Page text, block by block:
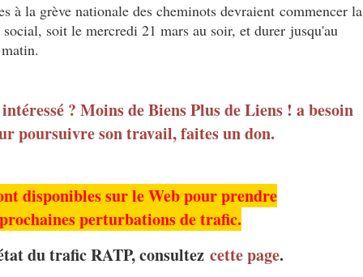
à la grève nationale des cheminots devraient commencer la
soit le mercredi 21 mars au soir, et durer jusqu'au
? Moins de Biens Plus de Liens ! a besoin
poursuivre son travail, faites un don.
disponibles sur le Web pour prendre
perturbations de trafic.
du trafic RATP, consultez cette page.